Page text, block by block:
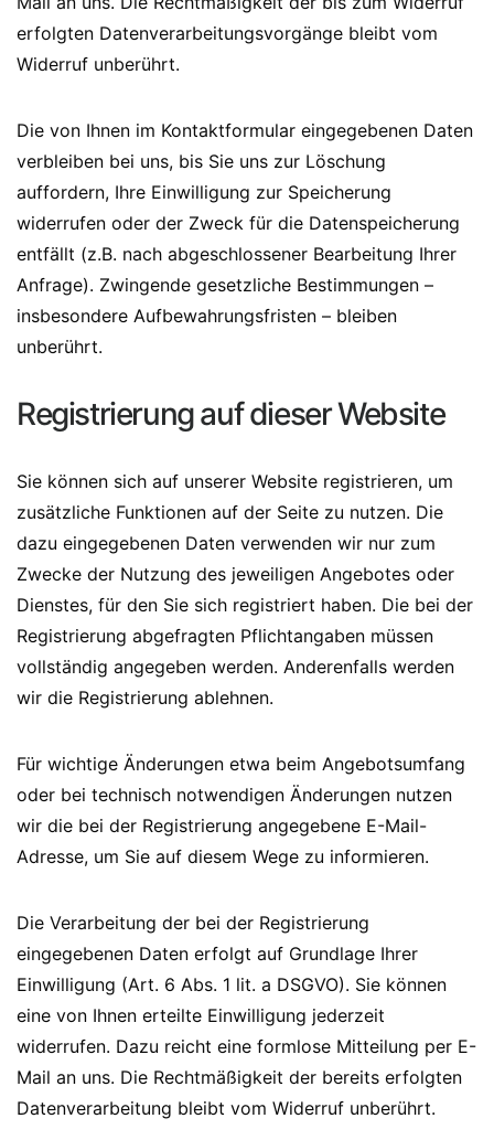
erfolgten Datenverarbeitungsvorgänge bleibt vom
Widerruf unberührt.
Die von Ihnen im Kontaktformular eingegebenen Daten
verbleiben bei uns, bis Sie uns zur Löschung
auffordern, Ihre Einwilligung zur Speicherung
widerrufen oder der Zweck für die Datenspeicherung
entfällt (z.B. nach abgeschlossener Bearbeitung Ihrer
Anfrage). Zwingende gesetzliche Bestimmungen –
insbesondere Aufbewahrungsfristen – bleiben
unberührt.
Registrierung auf dieser Website
Sie können sich auf unserer Website registrieren, um
zusätzliche Funktionen auf der Seite zu nutzen. Die
dazu eingegebenen Daten verwenden wir nur zum
Zwecke der Nutzung des jeweiligen Angebotes oder
Dienstes, für den Sie sich registriert haben. Die bei der
Registrierung abgefragten Pflichtangaben müssen
vollständig angegeben werden. Anderenfalls werden
wir die Registrierung ablehnen.
Für wichtige Änderungen etwa beim Angebotsumfang
oder bei technisch notwendigen Änderungen nutzen
wir die bei der Registrierung angegebene E-Mail-
Adresse, um Sie auf diesem Wege zu informieren.
Die Verarbeitung der bei der Registrierung
eingegebenen Daten erfolgt auf Grundlage Ihrer
Einwilligung (Art. 6 Abs. 1 lit. a DSGVO). Sie können
eine von Ihnen erteilte Einwilligung jederzeit
widerrufen. Dazu reicht eine formlose Mitteilung per E-
Mail an uns. Die Rechtmäßigkeit der bereits erfolgten
Datenverarbeitung bleibt vom Widerruf unberührt.